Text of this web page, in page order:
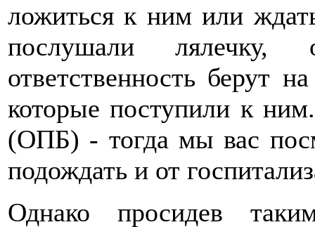
ложиться к ним или
послушали
ответственность берут
которые поступили к
(ОПБ) - тогда мы вас
подождать и от
Однако просидев